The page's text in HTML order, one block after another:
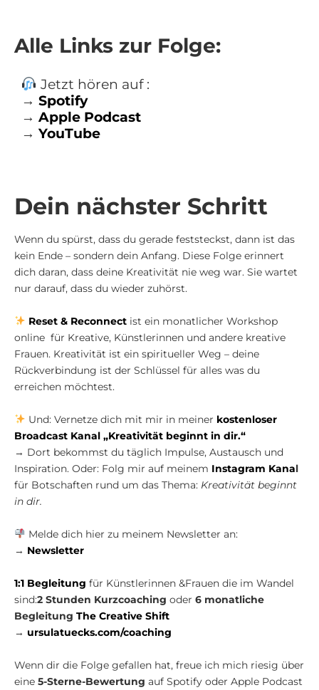
Alle Links zur Folge:
Jetzt hören auf :
→ Spotify
→ Apple Podcast
→ YouTube
Dein nächster Schritt
Wenn du spürst, dass du gerade feststeckst, dann ist das
kein Ende – sondern dein Anfang. Diese Folge erinnert
dich daran, dass deine Kreativität nie weg war. Sie wartet
nur darauf, dass du wieder zuhörst.
Reset & Reconnect ist ein monatlicher Workshop
online für Kreative, Künstlerinnen und andere kreative
Frauen. Kreativität ist ein spiritueller Weg – deine
Rückverbindung ist der Schlüssel für alles was du
erreichen möchtest.
Und: Vernetze dich mit mir in meiner kostenloser
Broadcast Kanal „Kreativität beginnt in dir.“
→ Dort bekommst du täglich Impulse, Austausch und
Inspiration. Oder: Folg mir auf meinem Instagram Kanal
für Botschaften rund um das Thema: Kreativität beginnt
in dir.
Melde dich hier zu meinem Newsletter an:
→ Newsletter
1:1 Begleitung für Künstlerinnen &Frauen die im Wandel
sind:2 Stunden Kurzcoaching oder 6 monatliche
Begleitung The Creative Shift
→ ursulatuecks.com/coaching
Wenn dir die Folge gefallen hat, freue ich mich riesig über
eine 5-Sterne-Bewertung auf Spotify oder Apple Podcast